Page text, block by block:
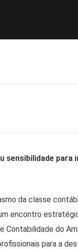
sensibilidade
da classe
encontro
Contabilidade do
para a